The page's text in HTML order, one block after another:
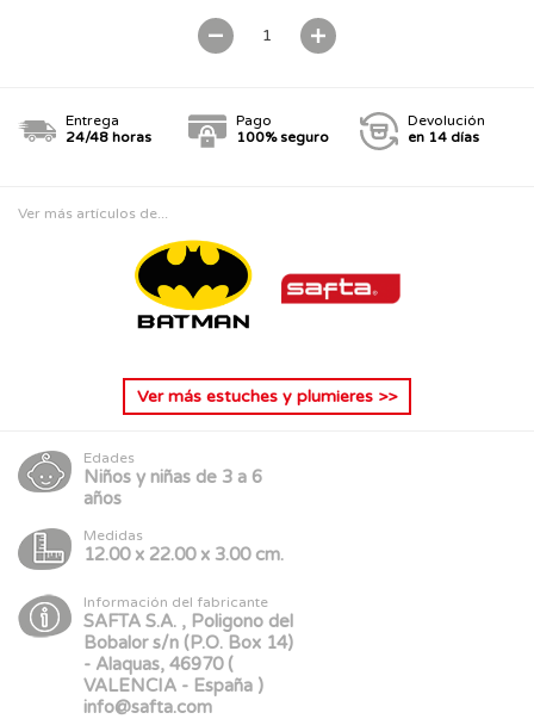
Entrega
24/48 horas
Pago
100% seguro
Devolución
en 14 días
Ver más artículos de...
Ver más estuches y plumieres >>
Edades
Niños y niñas de 3 a 6
años
Medidas
12.00 x 22.00 x 3.00 cm.
Información del fabricante
SAFTA S.A. , Poligono del
Bobalor s/n (P.O. Box 14)
- Alaquas, 46970 (
VALENCIA - España )
info@safta.com